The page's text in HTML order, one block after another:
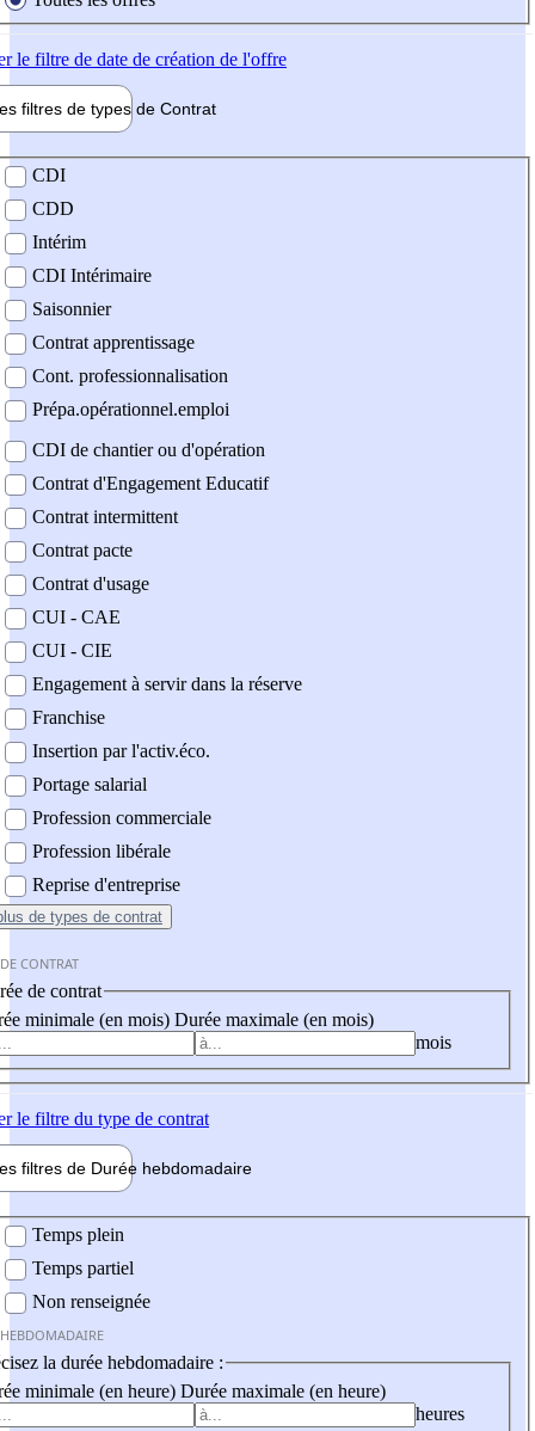
le filtre de date de création de l'offre
filtres de types de Contrat
contrat
CDI
CDD
Intérim
CDI Intérimaire
Saisonnier
Contrat apprentissage
Cont. professionnalisation
Prépa.opérationnel.emploi
CDI de chantier ou d'opération
Contrat d'Engagement Educatif
Contrat intermittent
Contrat pacte
Contrat d'usage
CUI - CAE
CUI - CIE
Engagement à servir dans la réserve
Franchise
Insertion par l'activ.éco.
Portage salarial
Profession commerciale
Profession libérale
Reprise d'entreprise
de types de contrat
CONTRAT
de contrat
minimale (en mois) Durée maximale (en mois)
mois
le filtre du type de contrat
filtres de Durée hebdomadaire
Temps plein
Temps partiel
Non renseignée
la durée hebdomadaire :
minimale (en heure) Durée maximale (en heure)
heures